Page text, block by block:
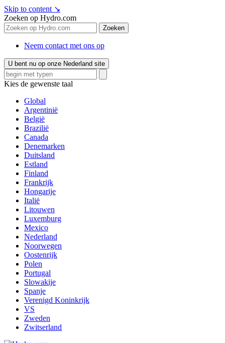
Skip to content ↘
Zoeken op Hydro.com
Zoeken
Neem contact met ons op
U bent nu op onze Nederland site
Kies de gewenste taal
Global
Argentinië
België
Brazilië
Canada
Denemarken
Duitsland
Estland
Finland
Frankrijk
Hongarije
Italië
Litouwen
Luxemburg
Mexico
Nederland
Noorwegen
Oostenrijk
Polen
Portugal
Slowakije
Spanje
Verenigd Koninkrijk
VS
Zweden
Zwitserland